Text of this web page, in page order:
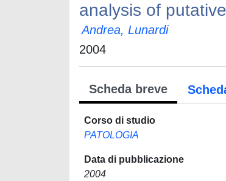
analysis of
Andrea, Lunardi
2004
Scheda breve
Corso di studio
PATOLOGIA
Data di pubblicazione
2004